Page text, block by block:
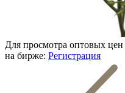
Для просмотра оптовых
на бирже: Регистрация